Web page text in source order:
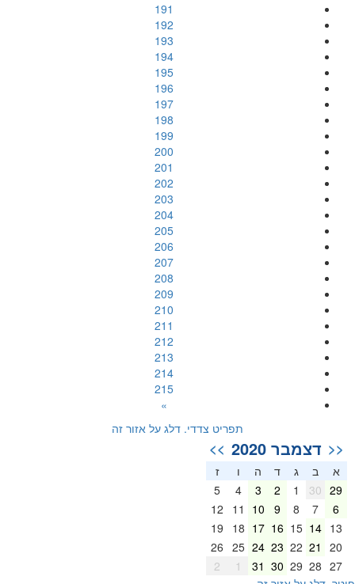
191
192
193
194
195
196
197
198
199
200
201
202
203
204
205
206
207
208
209
210
211
212
213
214
215
»
תפריט צדדי. דלג על אזור זה
<< דצמבר 2020 >>
א ב ג ד ה
ז
29
30
2
3
4
5
6
7
8
9
10
11
12
13
14
15
16
17
18
19
20
21
22
23
24
25
26
27
28
29
30
31
1
2